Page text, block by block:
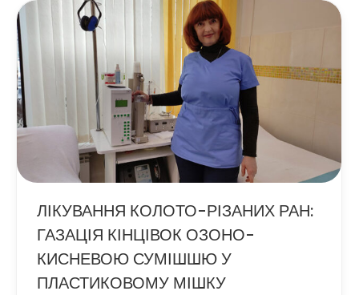
ЛІКУВАННЯ КОЛОТО-РІЗАНИХ РАН:
ГАЗАЦІЯ КІНЦІВОК ОЗОНО-
КИСНЕВОЮ СУМІШШЮ У
ПЛАСТИКОВОМУ МІШКУ